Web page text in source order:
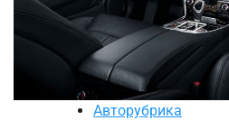
Авторубрика